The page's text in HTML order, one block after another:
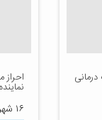
۱۶ شهریور ۱۳۸۷